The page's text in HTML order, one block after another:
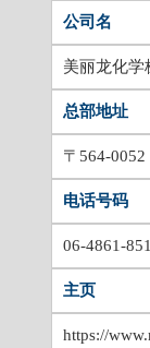
公司名
美丽龙化学
总部地址
〒564-
电话号码
06-4861-
主页
https://